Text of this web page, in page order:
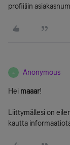
profiiliin
A Anonymous
Hei maaar!
Liittymällesi on
kautta